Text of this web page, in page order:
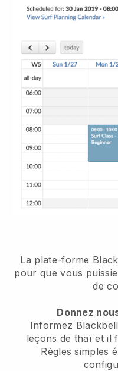
La plate-forme
pour que vous
de
Donnez
Informez
leçons de thaï et il
Règles simples